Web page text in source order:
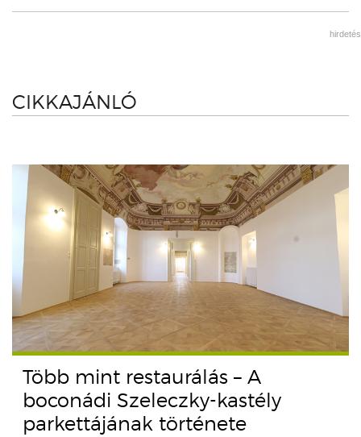
hirdetés
CIKKAJÁNLÓ
Több mint restaurálás – A
boconádi Szeleczky-kastély
parkettájának története